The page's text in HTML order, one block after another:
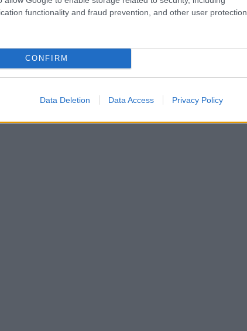
functionality and fraud prevention, and other user protection.
CONFIRM
Data Deletion Data Access Privacy Policy